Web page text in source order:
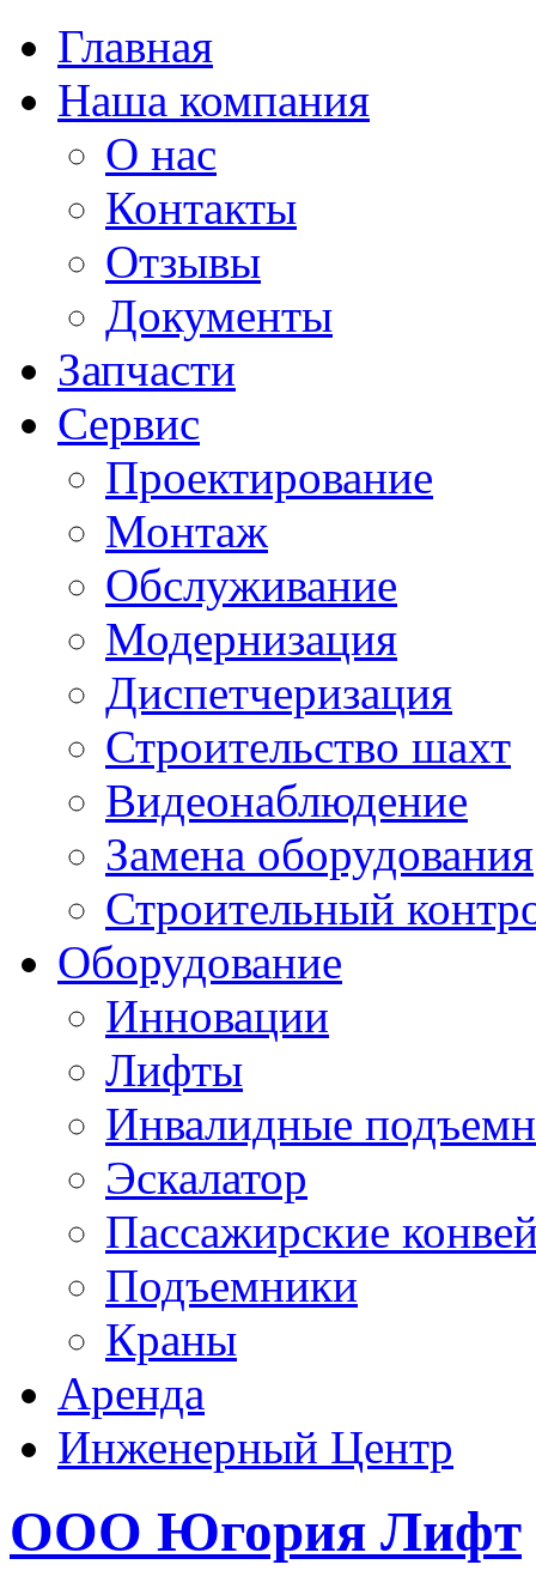
Главная
Наша компания
О нас
Контакты
Отзывы
Документы
Запчасти
Сервис
Проектирование
Монтаж
Обслуживание
Модернизация
Диспетчеризация
Строительство шахт
Видеонаблюдение
Замена оборудования
Строительный
Оборудование
Инновации
Лифты
Инвалидные
Эскалатор
Пассажирские
Подъемники
Краны
Аренда
Инженерный Центр
ООО Югория Лифт